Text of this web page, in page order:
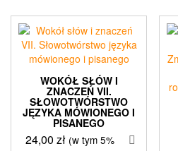
WOKÓŁ SŁÓW I
ZNACZEŃ VII.
SŁOWOTWÓRSTWO
JĘZYKA MÓWIONEGO I
PISANEGO
24,00zł (w tym 5%